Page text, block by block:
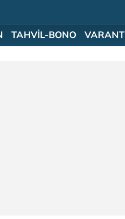
TAHVİL-BONO VARANT